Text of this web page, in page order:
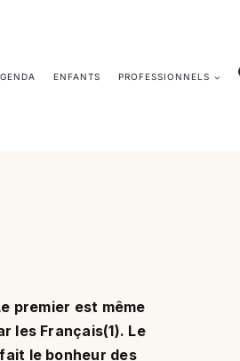
ENFANTS PROFESSIONNELS
premier est même
les Français(1). Le
le bonheur des